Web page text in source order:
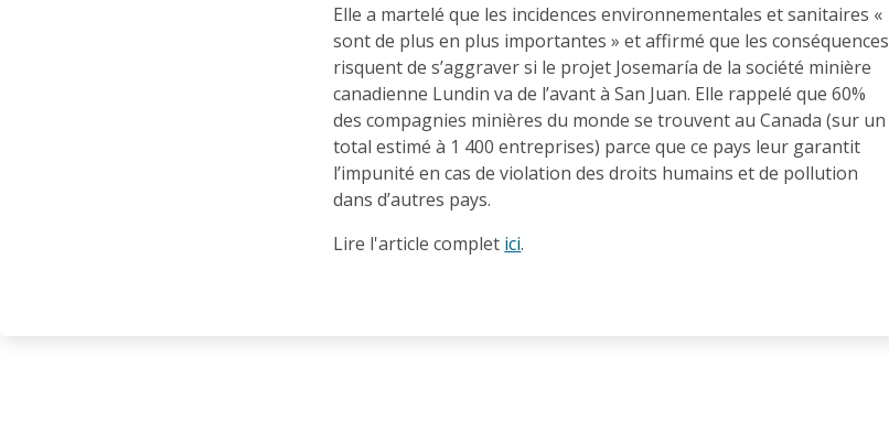
Elle a martelé que les incidences environnementales et sanitaires «
sont de plus en plus importantes » et affirmé que les conséquences
risquent de s’aggraver si le projet Josemaría de la société minière
canadienne Lundin va de l’avant à San Juan. Elle rappelé que 60%
des compagnies minières du monde se trouvent au Canada (sur un
total estimé à 1 400 entreprises) parce que ce pays leur garantit
l’impunité en cas de violation des droits humains et de pollution
dans d’autres pays.
Lire l'article complet ici.